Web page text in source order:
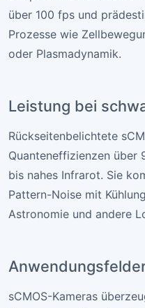
über 100 fps und
Prozesse wie
oder Plasmadynamik.
Leistung bei
Rückseitenbelichtete
Quanteneffizienzen über
bis nahes Infrarot. Sie
Pattern-Noise mit
Astronomie und andere
sCMOS-Kameras